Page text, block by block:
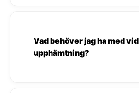
Vad behöver jag ha med vid
upphämtning?